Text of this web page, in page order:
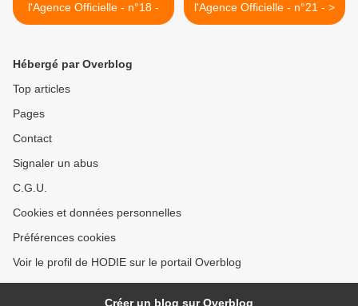
l'Agence Officielle - n°18 -
l'Agence Officielle - n°21 - >
Hébergé par Overblog
Top articles
Pages
Contact
Signaler un abus
C.G.U.
Cookies et données personnelles
Préférences cookies
Voir le profil de HODIE sur le portail Overblog
Créer un blog sur Overblog